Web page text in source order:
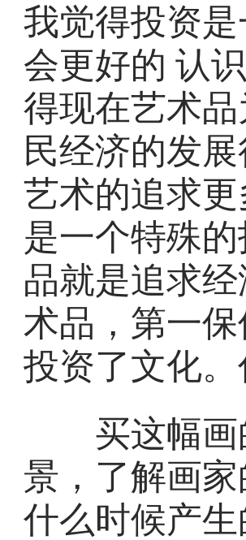
我觉得投资
会更好的 认
得现在艺术
民经济的发
艺术的追求
是一个特殊
品就是追求
术品，第一
投资了文化
买这幅画
景，了解画
什么时候产